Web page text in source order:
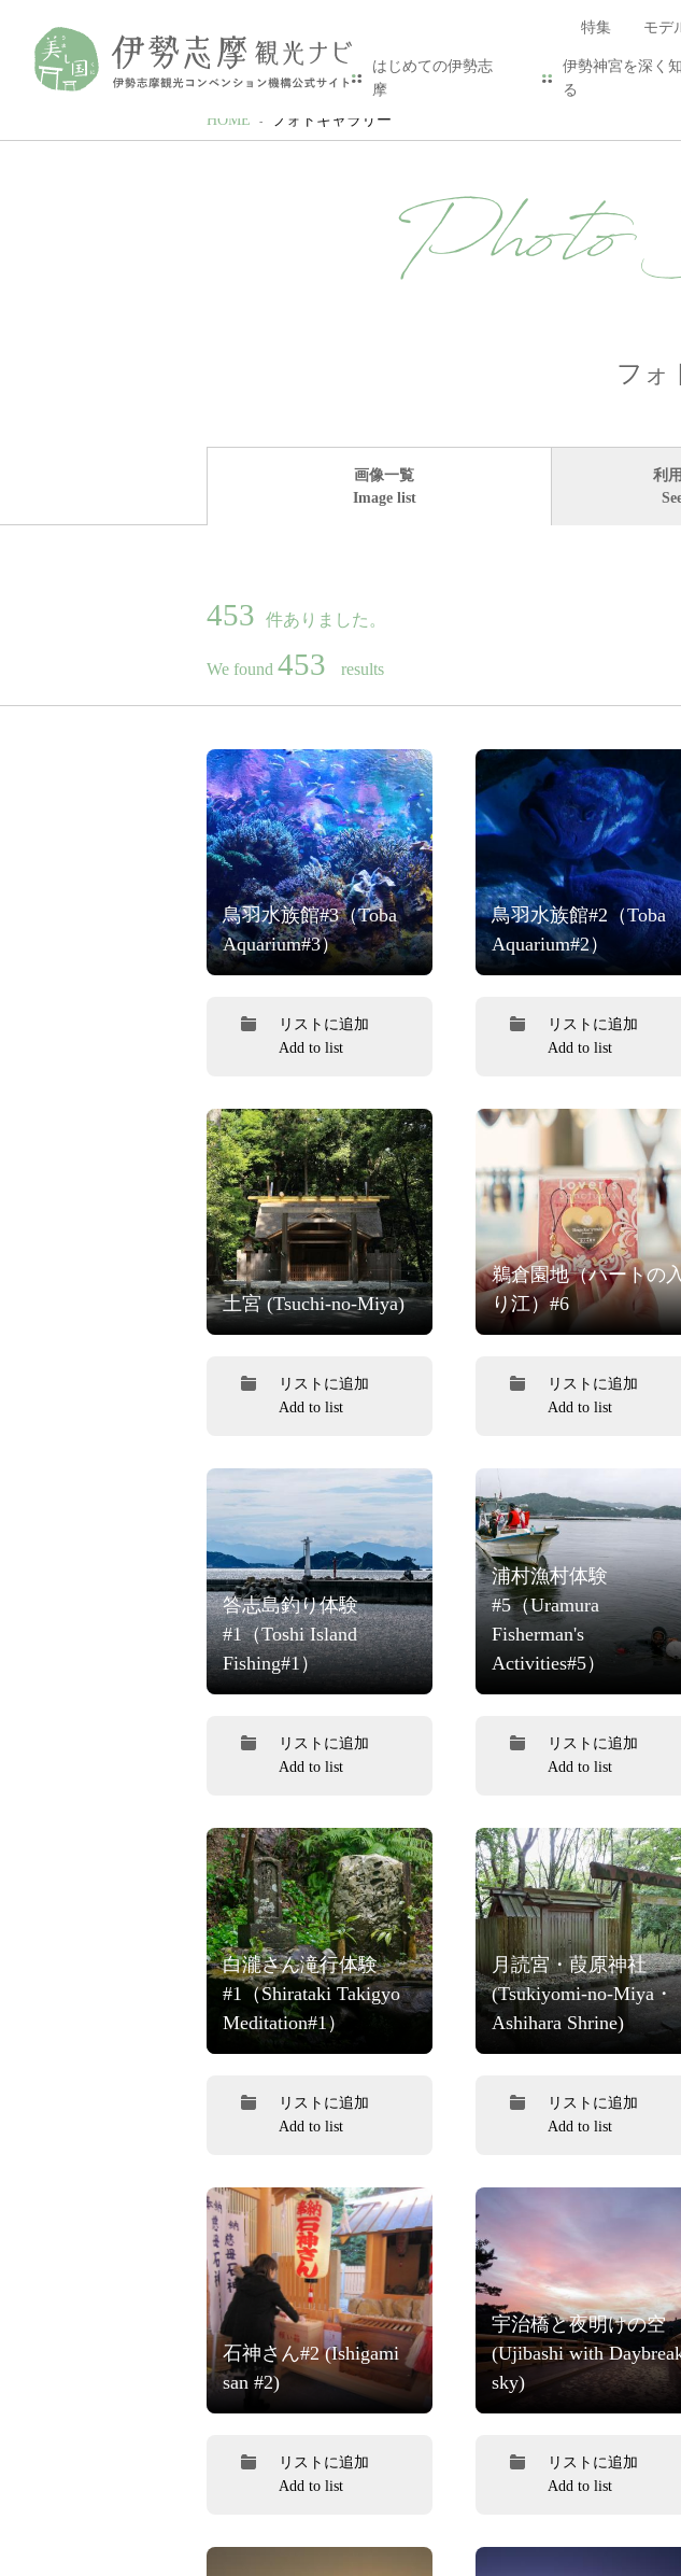
特集 モデ
はじめての伊勢志
摩
伊勢神宮を深く知
る
HOME フォトギャラリー
Photo
フォ
画像一覧
Image list
利
453 件ありました。
We found 453 results
鳥羽水族館#3（Toba
Aquarium#3）
リストに追加
Add to list
鳥羽水族館#2（Toba
Aquarium#2）
リストに追加
Add to list
土宮 (Tsuchi-no-Miya)
リストに追加
Add to list
鵜倉園地（ハートの入
り江）#6
リストに追加
Add to list
答志島釣り体験
#1（Toshi Island
Fishing#1）
リストに追加
Add to list
浦村漁村体験
#5（Uramura
Fisherman's
Activities#5）
リストに追加
Add to list
白瀧さん滝行体験
#1（Shirataki Takigyo
Meditation#1）
リストに追加
Add to list
月読宮・葭原神社
(Tsukiyomi-no-Miya・
Ashihara Shrine)
リストに追加
Add to list
石神さん#2 (Ishigami
san #2)
リストに追加
Add to list
宇治橋と夜明けの空
(Ujibashi with
sky)
リストに追加
Add to list